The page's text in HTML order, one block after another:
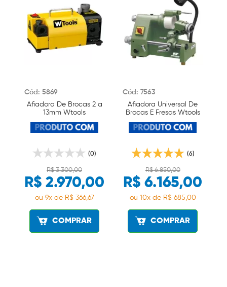
Cód: 5869
Afiadora De Brocas 2 a
13mm Wtools
(0)
R$ 3.300,00
R$ 2.970,00
ou 9x de R$ 366,67
COMPRAR
Cód: 7563
Afiadora Universal De
Brocas E Fresas Wtools
(6)
R$ 6.850,00
R$ 6.165,00
ou 10x de R$ 685,00
COMPRAR